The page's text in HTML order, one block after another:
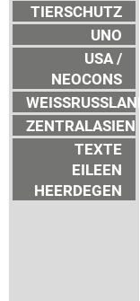
TIERSCHUTZ
UNO
USA /
NEOCONS
WEISSRUSSLAND
ZENTRALASIEN
TEXTE
EILEEN
HEERDEGEN